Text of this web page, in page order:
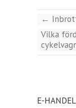
←
Vilka
E-